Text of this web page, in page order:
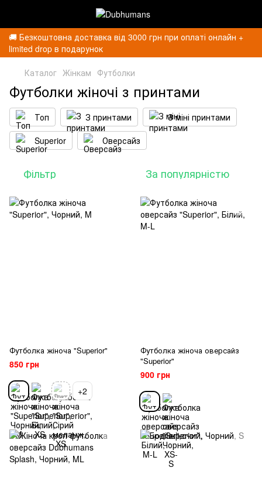
🚚 Безкоштовна доставка від 3000 грн при оплаті онлайн +
limited drop в подарунок
Каталог Жінкам Футболки
Футболки жіночі з принтами
Топ З принтами
З міні принтами
Superior
Оверсайз
Фільтр За популярністю
Футболка жіноча "Superior"
850 грн
+2
Футболка жіноча оверсайз
"Superior"
900 грн